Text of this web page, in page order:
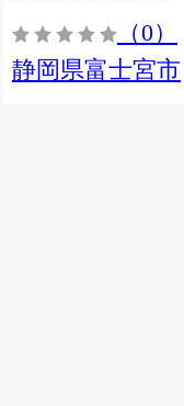
（0）
静岡県富士宮市